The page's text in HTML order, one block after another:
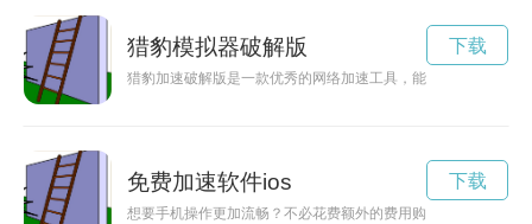
猎豹模拟器破解版
猎豹加速破解版是一款优秀的网络加速工具，能帮助用户解决
下载
免费加速软件ios
想要手机操作更加流畅？不必花费额外的费用购买昂贵的软件
下载